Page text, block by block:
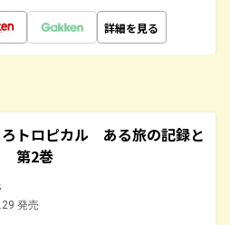
詳細を見る
ろトロピカル ある旅の記録と
第2巻
発売